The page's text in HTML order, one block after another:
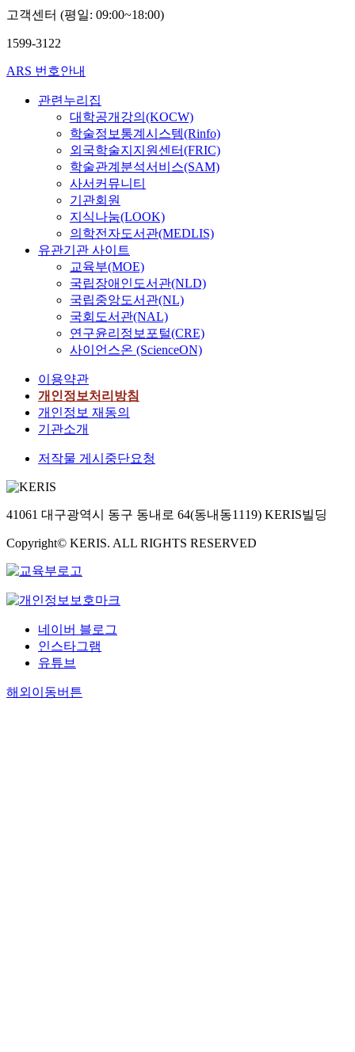
고객센터 (평일: 09:00~18:00)
1599-3122
ARS 번호안내
관련누리집
대학공개강의(KOCW)
학술정보통계시스템(Rinfo)
외국학술지지원센터(FRIC)
학술관계분석서비스(SAM)
사서커뮤니티
기관회원
지식나눔(LOOK)
의학전자도서관(MEDLIS)
유관기관 사이트
교육부(MOE)
국립장애인도서관(NLD)
국립중앙도서관(NL)
국회도서관(NAL)
연구윤리정보포털(CRE)
사이언스온 (ScienceON)
이용약관
개인정보처리방침
개인정보 재동의
기관소개
저작물 게시중단요청
41061 대구광역시 동구 동내로 64(동내동1119) KERIS빌딩
Copyright© KERIS. ALL RIGHTS RESERVED
네이버 블로그
인스타그램
유튜브
해외이동버튼